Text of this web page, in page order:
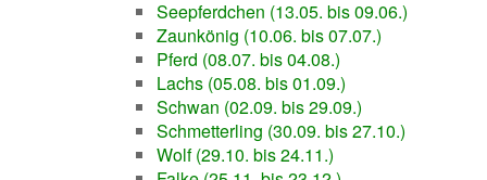
Seepferdchen (13.05. bis 09.06.)
Zaunkönig (10.06. bis 07.07.)
Pferd (08.07. bis 04.08.)
Lachs (05.08. bis 01.09.)
Schwan (02.09. bis 29.09.)
Schmetterling (30.09. bis 27.10.)
Wolf (29.10. bis 24.11.)